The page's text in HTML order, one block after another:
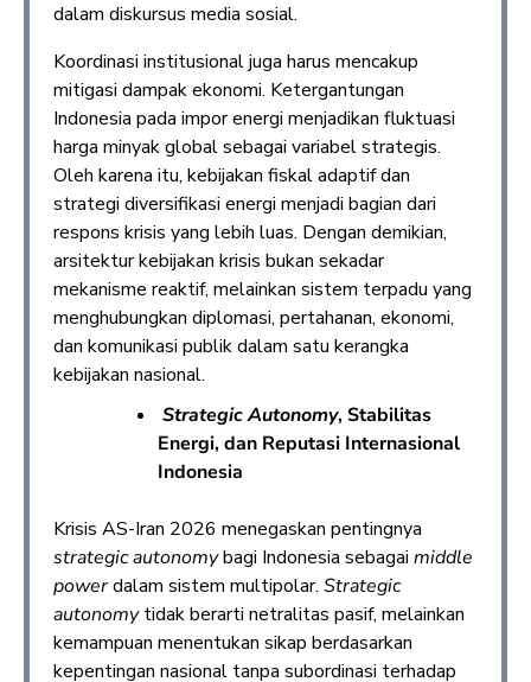
dalam diskursus media sosial.
Koordinasi institusional juga harus mencakup
mitigasi dampak ekonomi. Ketergantungan
Indonesia pada impor energi menjadikan fluktuasi
harga minyak global sebagai variabel strategis.
Oleh karena itu, kebijakan fiskal adaptif dan
strategi diversifikasi energi menjadi bagian dari
respons krisis yang lebih luas. Dengan demikian,
arsitektur kebijakan krisis bukan sekadar
mekanisme reaktif, melainkan sistem terpadu yang
menghubungkan diplomasi, pertahanan, ekonomi,
dan komunikasi publik dalam satu kerangka
kebijakan nasional.
Strategic Autonomy, Stabilitas
Energi, dan Reputasi Internasional
Indonesia
Krisis AS-Iran 2026 menegaskan pentingnya
strategic autonomybagi Indonesia sebagai middle
powerdalam sistem multipolar. Strategic
autonomytidak berarti netralitas pasif, melainkan
kemampuan menentukan sikap berdasarkan
kepentingan nasional tanpa subordinasi terhadap